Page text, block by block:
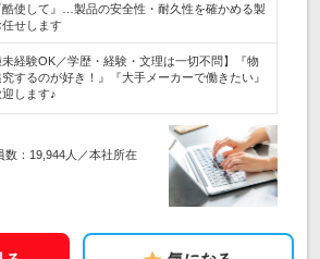
酷使して』…製品の安全性・耐久性を確かめる製
せします
未経験OK／学歴・経験・文理は一切不問】『物
するのが好き！』『大手メーカーで働きたい』
します♪
数：19,944人／本社所在